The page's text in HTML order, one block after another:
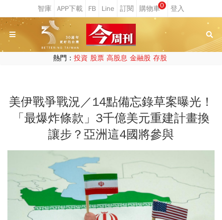
0
熱門： 投資 股票 高股息 金融股 存股
美伊戰爭戰況／14點備忘錄草案曝光！
「最爆炸條款」3千億美元重建計畫換
讓步？亞洲這4國將參與